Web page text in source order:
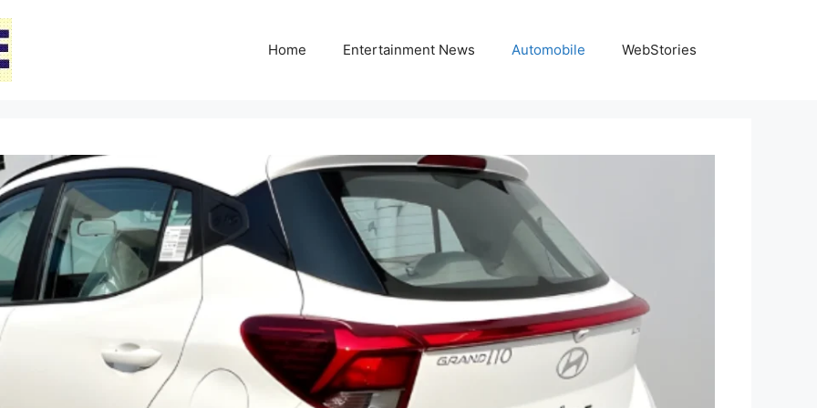
Home Entertainment News Automobile WebStories